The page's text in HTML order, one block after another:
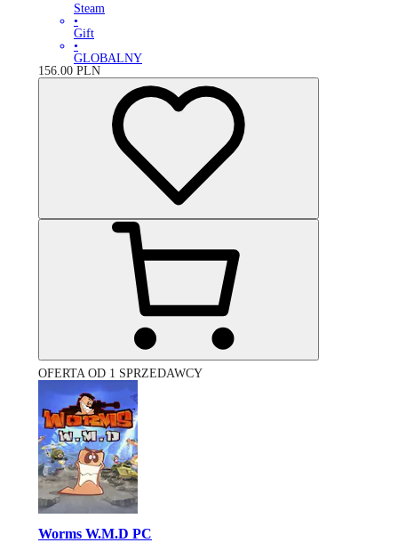
Steam
•
Gift
•
GLOBALNY
156.00 PLN
OFERTA OD 1 SPRZEDAWCY
Worms W.M.D PC